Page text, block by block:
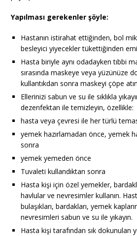
Yapılması gerekenler şöyle:
Hastanın istirahat ettiğinden, bol
besleyici yiyecekler tükettiğinden
Hasta biriyle aynı odadayken tıbbi
sırasında maskeye veya yüzünüze
kullantıkdan sonra maskeyi çöpe
Ellerinizi sabun ve su ile sıklıkla
dezenfektan ile temizleyin, özellikle:
hasta veya çevresi ile her türlü
yemek hazırlamadan önce, yemek
sonra
yemek yemeden önce
Tuvaleti kullandıktan sonra
Hasta kişi için özel yemekler,
havlular ve nevresimler kullanın.
bulaşıkları, bardakları, yemek
nevresimleri sabun ve su ile yıkayın.
Hasta kişi tarafından sık dokunulan